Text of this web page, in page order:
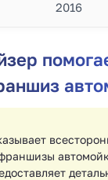
2016